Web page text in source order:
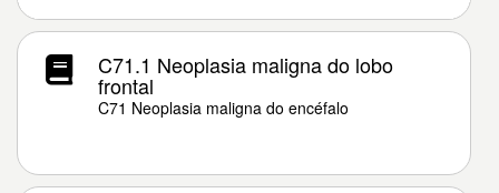
C71.1 Neoplasia maligna do lobo
frontal
C71 Neoplasia maligna do encéfalo